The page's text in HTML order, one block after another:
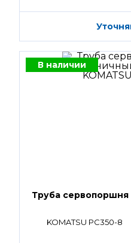
В наличии
Труба сервопоршня
KOMATSU PC350-8